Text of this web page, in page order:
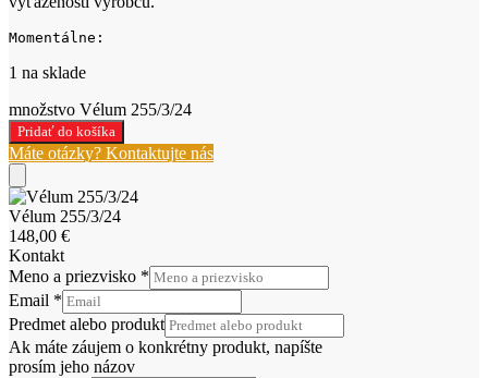
Momentálne:
1 na sklade
množstvo Vélum 255/3/24
Pridať do košíka
Máte otázky? Kontaktujte nás
Vélum 255/3/24
148,00 €
Kontakt
Meno a priezvisko *
Email *
Predmet alebo produkt
Ak máte záujem o konkrétny produkt, napíšte
prosím jeho názov